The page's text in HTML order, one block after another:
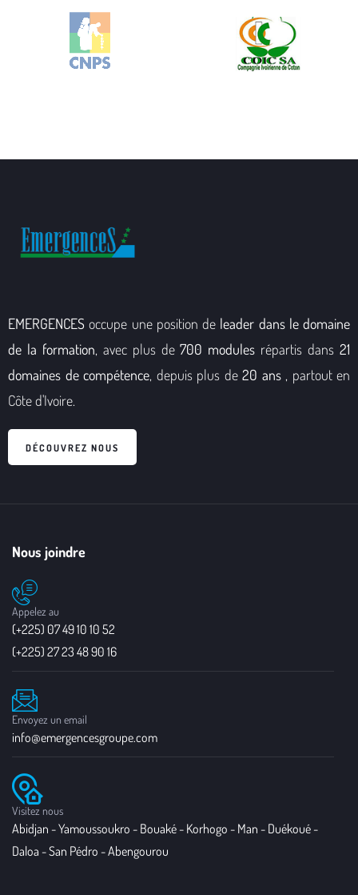
EMERGENCES occupe une position de leader dans le domaine
de la formation, avec plus de700 modules répartis dans21
domaines de compétence, depuis plus de 20 ans, partout en
Côte d'Ivoire.
DÉCOUVREZ NOUS
Nous joindre
Appelez au
(+225) 07 49 10 10 52
(+225) 27 23 48 90 16
Envoyez un email
info@emergencesgroupe.com
Visitez nous
Abidjan - Yamoussoukro - Bouaké - Korhogo - Man - Duékoué -
Daloa - San Pédro - Abengourou